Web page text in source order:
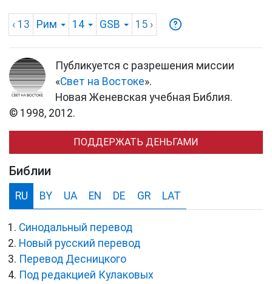
‹ 13 Рим 14 GSB 15 ›
Публикуется с разрешения миссии
«Свет на Востоке».
Новая Женевская учебная Библия.
© 1998, 2012.
ПОДДЕРЖАТЬ ДЕНЬГАМИ
Библии
RU BY UA EN DE GR LAT
Синодальный перевод
Новый русский перевод
Перевод Десницкого
Под редакцией Кулаковых